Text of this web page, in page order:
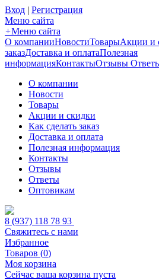
Вход | Регистрация
Меню сайта
+Меню сайта
О компанииНовостиТоварыАкции и
заказДоставка и оплатаПолезная
информацияКонтактыОтзывы
О компании
Новости
Товары
Акции и скидки
Как сделать заказ
Доставка и оплата
Полезная информация
Контакты
Отзывы
Ответы
Оптовикам
8 (937) 118 78 93
Свяжитесь с нами
Избранное
Товаров (0)
Моя корзина
Сейчас ваша корзина пуста